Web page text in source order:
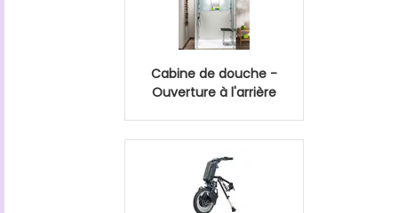
Cabine de douche -
Ouverture à l'arrière